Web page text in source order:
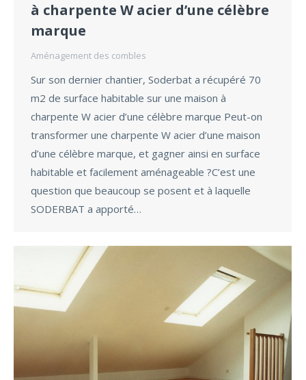
à charpente W acier d’une célèbre
marque
Aménagement des combles
Sur son dernier chantier, Soderbat a récupéré 70
m2 de surface habitable sur une maison à
charpente W acier d’une célèbre marque Peut-on
transformer une charpente W acier d’une maison
d’une célèbre marque, et gagner ainsi en surface
habitable et facilement aménageable ?C’est une
question que beaucoup se posent et à laquelle
SODERBAT a apporté…